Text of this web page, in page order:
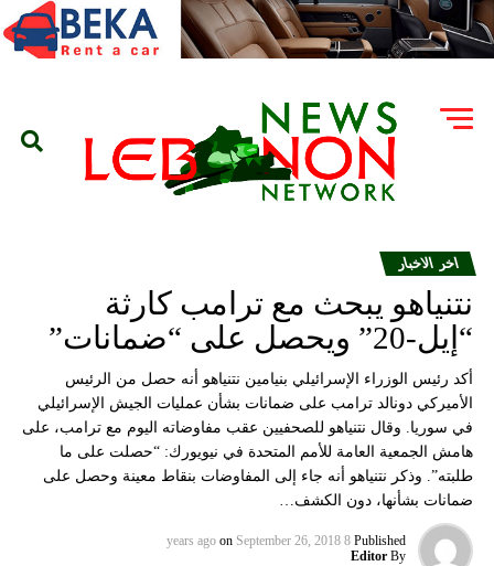
اخر الاخبار
نتنياهو يبحث مع ترامب كارثة
“إيل-20” ويحصل على “ضمانات”
أكد رئيس الوزراء الإسرائيلي بنيامين نتنياهو أنه حصل من الرئيس
الأميركي دونالد ترامب على ضمانات بشأن عمليات الجيش الإسرائيلي
في سوريا. وقال نتنياهو للصحفيين عقب مفاوضاته اليوم مع ترامب، على
هامش الجمعية العامة للأمم المتحدة في نيويورك: “حصلت على ما
طلبته”. وذكر نتنياهو أنه جاء إلى المفاوضات بنقاط معينة وحصل على
ضمانات بشأنها، دون الكشف…
Published
8 years ago
on September 26, 2018
By
Editor